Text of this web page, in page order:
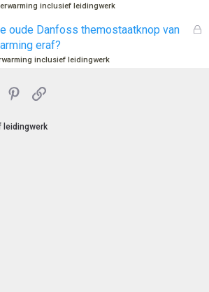
o
inclusief leidingwerk
G
oude Danfoss themostaatknop van
eraf?
inclusief leidingwerk
LinkedInPinterest
Link
leidingwerk